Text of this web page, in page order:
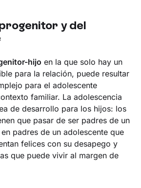
y del
hijo en la que solo hay un
para la relación, puede resultar
para el adolescente
familiar. La adolescencia
de desarrollo para los hijos: los
que pasar de ser padres de un
padres de un adolescente que
felices con su desapego y
que puede vivir al margen de